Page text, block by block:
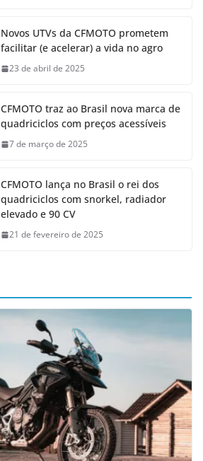
Novos UTVs da CFMOTO prometem
facilitar (e acelerar) a vida no agro
23 de abril de 2025
CFMOTO traz ao Brasil nova marca de
quadriciclos com preços acessíveis
7 de março de 2025
CFMOTO lança no Brasil o rei dos
quadriciclos com snorkel, radiador
elevado e 90 CV
21 de fevereiro de 2025